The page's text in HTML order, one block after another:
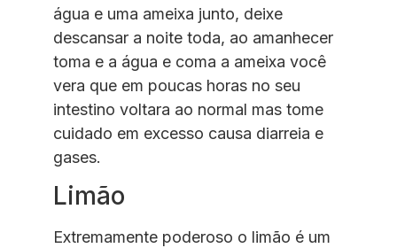
água e uma ameixa junto, deixe
descansar a noite toda, ao amanhecer
toma e a água e coma a ameixa você
vera que em poucas horas no seu
intestino voltara ao normal mas tome
cuidado em excesso causa diarreia e
gases.
Limão
Extremamente poderoso o limão é um